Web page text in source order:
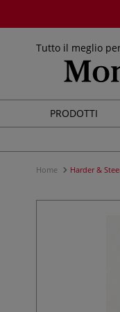
Tutto il meglio
PRODOTTI
Home Harder &